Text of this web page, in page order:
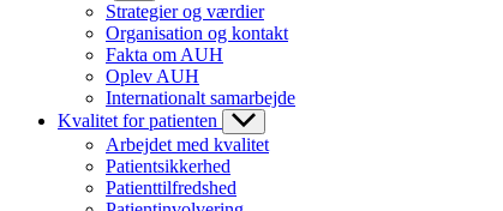
Strategier og værdier
Organisation og kontakt
Fakta om AUH
Oplev AUH
Internationalt samarbejde
Kvalitet for patienten
Arbejdet med kvalitet
Patientsikkerhed
Patienttilfredshed